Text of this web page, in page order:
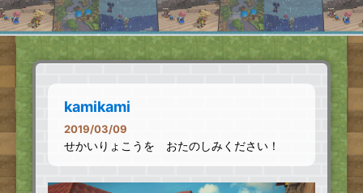
kamikami
2019/03/09
せかいりょこうを おたのしみください！